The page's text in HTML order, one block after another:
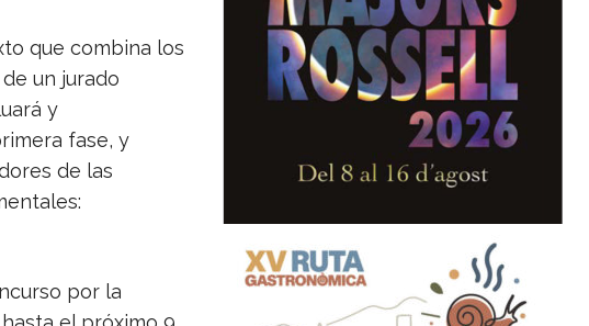
que combina los
un jurado
y
fase, y
de las
por la